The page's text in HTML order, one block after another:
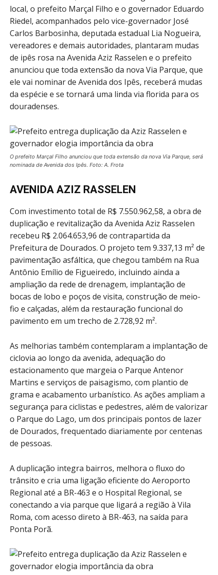
local, o prefeito Marçal Filho e o governador Eduardo
Riedel, acompanhados pelo vice-governador José
Carlos Barbosinha, deputada estadual Lia Nogueira,
vereadores e demais autoridades, plantaram mudas
de ipês rosa na Avenida Aziz Rasselen e o prefeito
anunciou que toda extensão da nova Via Parque, que
ele vai nominar de Avenida dos Ipês, receberá mudas
da espécie e se tornará uma linda via florida para os
douradenses.
O prefeito Marçal Filho anunciou que toda extensão da nova Via Parque, será
nominada de Avenida dos Ipês. Foto: A. Frota
AVENIDA AZIZ RASSELEN
Com investimento total de R$ 7.550.962,58, a obra de
duplicação e revitalização da Avenida Aziz Rasselen
recebeu R$ 2.064.653,96 de contrapartida da
Prefeitura de Dourados. O projeto tem 9.337,13 m² de
pavimentação asfáltica, que chegou também na Rua
Antônio Emílio de Figueiredo, incluindo ainda a
ampliação da rede de drenagem, implantação de
bocas de lobo e poços de visita, construção de meio-
fio e calçadas, além da restauração funcional do
pavimento em um trecho de 2.728,92 m².
As melhorias também contemplaram a implantação de
ciclovia ao longo da avenida, adequação do
estacionamento que margeia o Parque Antenor
Martins e serviços de paisagismo, com plantio de
grama e acabamento urbanístico. As ações ampliam a
segurança para ciclistas e pedestres, além de valorizar
o Parque do Lago, um dos principais pontos de lazer
de Dourados, frequentado diariamente por centenas
de pessoas.
A duplicação integra bairros, melhora o fluxo do
trânsito e cria uma ligação eficiente do Aeroporto
Regional até a BR-463 e o Hospital Regional, se
conectando a via parque que ligará a região à Vila
Roma, com acesso direto à BR-463, na saída para
Ponta Porã.